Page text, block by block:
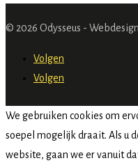
© 2026 Odysseus -
Volgen
Volgen
We gebruiken cookies om
soepel mogelijk draait. Als u
website, gaan we er vanuit